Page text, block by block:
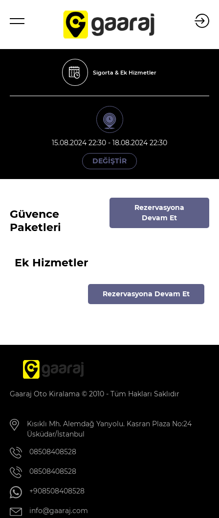
Sigorta & Ek Hizmetler
15.08.2024 22:30 - 18.08.2024 22:30
DEĞİŞTİR
Güvence
Paketleri
Rezervasyona
Devam Et
Ek Hizmetler
Rezervasyona Devam Et
Gaaraj Oto Kiralama © 2010 - Tüm Hakları Saklıdır
Kısıklı Mh. Alemdağ Yanyolu. Kasran Plaza No:24
Üsküdar/İstanbul
08508408528
08508408528
+908508408528
info@gaaraj.com